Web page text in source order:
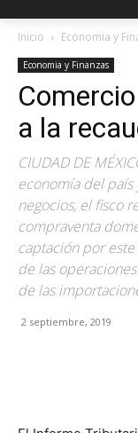
Inicio Economia y
Economia y Finanzas
a la
CIUDAD DE
economía del
negocios, el fisco
compraventa
captación por
de las
de las
2 septiembre, 2019